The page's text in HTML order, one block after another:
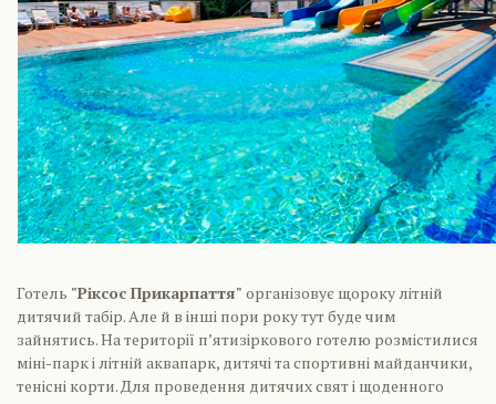
Готель "Ріксос Прикарпаття" організовує щороку літній
дитячий табір. Але й в інші пори року тут буде чим
зайнятись. На території п’ятизіркового готелю розмістилися
міні-парк і літній аквапарк, дитячі та спортивні майданчики,
тенісні корти. Для проведення дитячих свят і щоденного